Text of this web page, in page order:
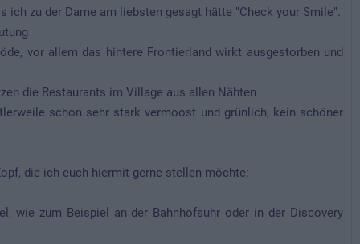
ich zu der Dame am liebsten gesagt hätte "Check your Smile".
vor allem das hintere Frontierland wirkt ausgestorben und
die Restaurants im Village aus allen Nähten
schon sehr stark vermoost und grünlich, kein schöner
die ich euch hiermit gerne stellen möchte:
wie zum Beispiel an der Bahnhofsuhr oder in der Discovery